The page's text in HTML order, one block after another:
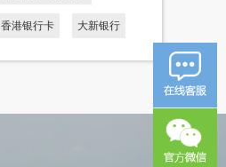
香港银行卡 大新银行